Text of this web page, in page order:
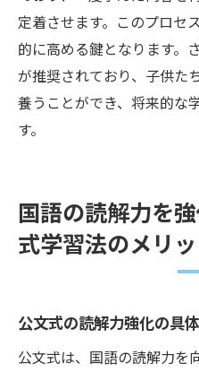
定着させます。このプロセ
的に高める鍵となります。
が推奨されており、子供た
養うことができ、将来的な
す。
国語の読解力を
式学習法のメリ
公文式の読解力強化の具
公文式は、国語の読解力を